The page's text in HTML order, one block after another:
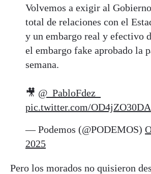
Volvemos a exigir al
total de relaciones con el
y un embargo real y efectivo
el embargo fake aprobado la
semana.
🎥 @_PabloFdez_
pic.twitter.com/OD4jZO30DA
— Podemos (@PODEMOS)
2025
Pero los morados no quisieron